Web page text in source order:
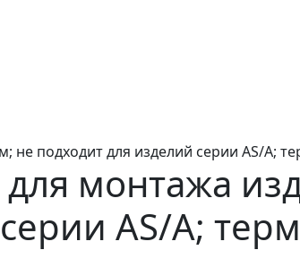
подходит для изделий серии AS/A;
монтажа
AS/A;